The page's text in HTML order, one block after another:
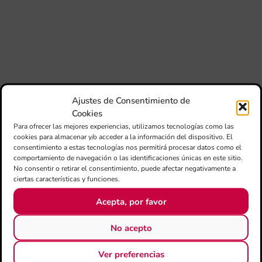
Ajustes de Consentimiento de
Cookies
Para ofrecer las mejores experiencias, utilizamos tecnologías como las
cookies para almacenar y/o acceder a la información del dispositivo. El
consentimiento a estas tecnologías nos permitirá procesar datos como el
comportamiento de navegación o las identificaciones únicas en este sitio.
No consentir o retirar el consentimiento, puede afectar negativamente a
ciertas características y funciones.
Acepta, por favor
No acepto
Ver preferencias
CATEGORÍAS